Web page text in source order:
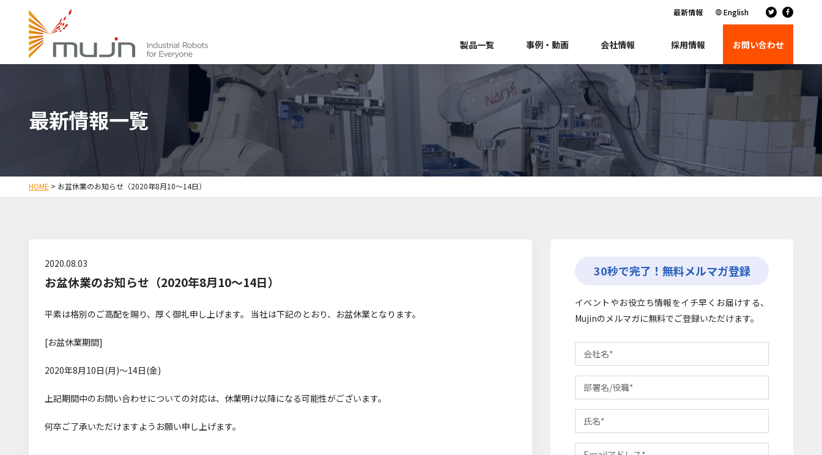
最新情報 English
製品一覧 事例・動画 会社情報 採用情報 お問い合わせ
最新情報一覧
HOME > お盆休業のお知らせ（2020年8月10～14日）
2020.08.03
お盆休業のお知らせ（2020年8月10～14日）
平素は格別のご高配を賜り、厚く御礼申し上げます。 当社は下記のとおり、お盆休業となります。
[お盆休業期間]
2020年8月10日(月)～14日(金)
上記期間中のお問い合わせについての対応は、休業明け以降になる可能性がございます。
何卒ご了承いただけますようお願い申し上げます。
30秒で完了！無料メルマガ登録
イベントやお役立ち情報をイチ早くお届けする、
Mujinのメルマガに無料でご登録いただけます。